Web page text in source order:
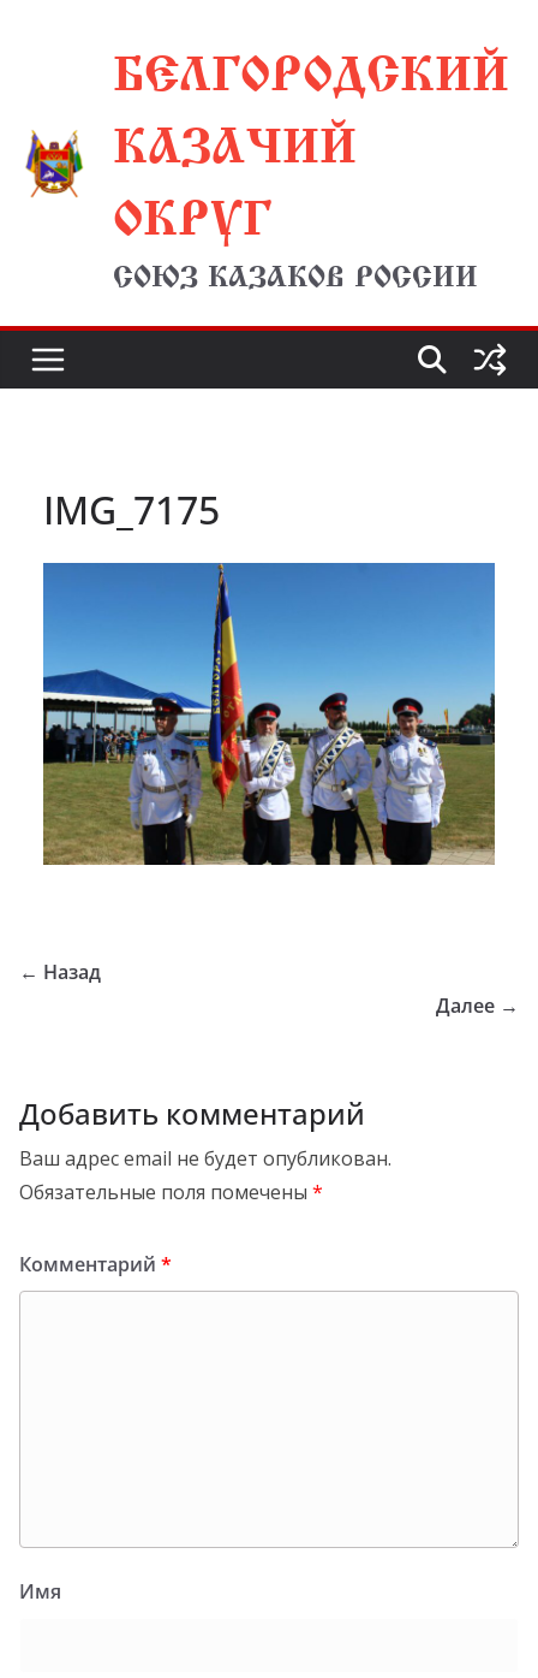
содержимомуБЕЛГОРОДСКИЙ
КАЗАЧИЙ
ОКРУГ
СОЮЗ КАЗАКОВ РОССИИ
IMG_7175
← Назад
Далее →
Добавить комментарий
Ваш адрес email не будет опубликован.
Обязательные поля помечены *
Комментарий *
Имя